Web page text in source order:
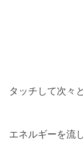
タッチして次々
エネルギーを流